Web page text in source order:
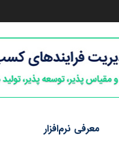
معرفی نرم‌افزار